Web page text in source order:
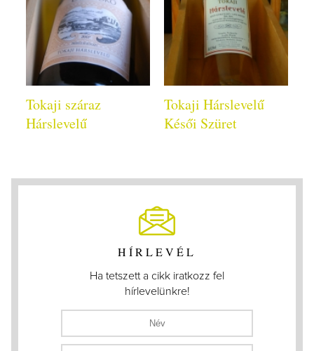
Tokaji száraz
Hárslevelű
Tokaji Hárslevelű
Késői Szüret
HÍRLEVÉL
Ha tetszett a cikk iratkozz fel
hírlevelünkre!